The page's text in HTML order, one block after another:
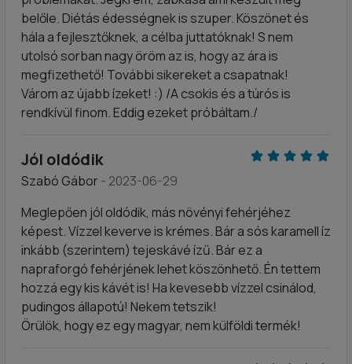
belőle. Diétás édességnek is szuper. Köszönet és
hála a fejlesztőknek, a célba juttatóknak! S nem
utolsó sorban nagy öröm az is, hogy az ára is
megfizethető! További sikereket a csapatnak!
Várom az újabb ízeket! :) /A csokis és a túrós is
rendkívül finom. Eddig ezeket próbáltam./
Jól oldódik
Szabó Gábor- 2023-06-29
Meglepően jól oldódik, más növényi fehérjéhez
képest. Vízzel keverve is krémes. Bár a sós karamell íz
inkább (szerintem) tejeskávé ízű. Bár ez a
napraforgó fehérjének lehet köszönhető. Én tettem
hozzá egy kis kávét is! Ha kevesebb vízzel csinálod,
pudingos állapotú! Nekem tetszik!
Örülök, hogy ez egy magyar, nem külföldi termék!